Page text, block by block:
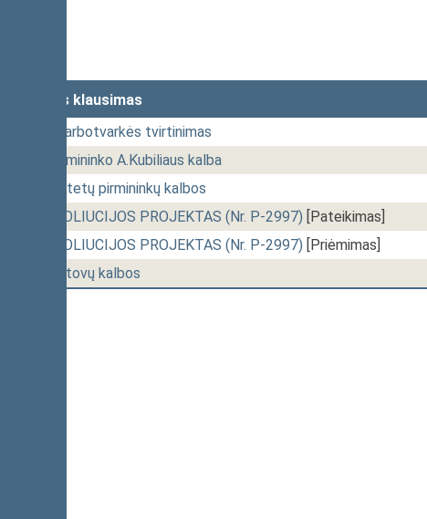
Svarstytas klausimas
Posėdžio darbotvarkės tvirtinimas
Ministro Pirmininko A.Kubiliaus kalba
Seimo komitetų pirmininkų kalbos
Seimo REZOLIUCIJOS PROJEKTAS (Nr. P-2997) [Pateikimas]
Seimo REZOLIUCIJOS PROJEKTAS (Nr. P-2997) [Priėmimas]
Frakcijų atstovų kalbos